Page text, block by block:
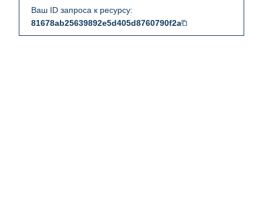
Ваш ID запроса к ресурсу:
81678ab25639892e5d405d8760790f2a